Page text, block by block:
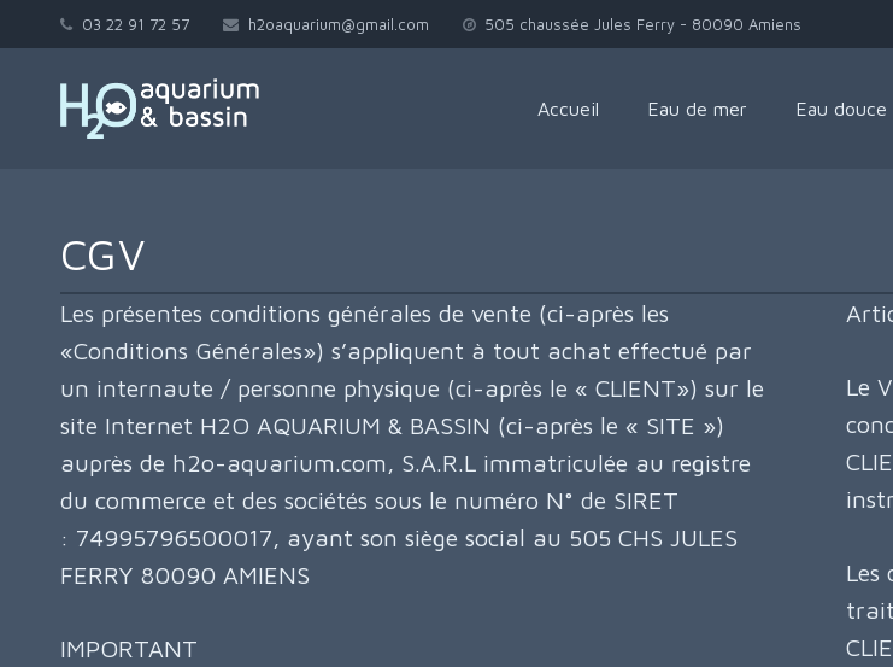
03 22 91 72 57 h2oaquarium@gmail.com 505 chaussée Jules Ferry - 80090 Amiens
Accueil Eau de mer Eau douce
CGV
Les présentes conditions générales de vente (ci-après les
«Conditions Générales») s’appliquent à tout achat effectué par
un internaute / personne physique (ci-après le « CLIENT») sur le
site Internet H2O AQUARIUM & BASSIN (ci-après le « SITE »)
auprès de h2o-aquarium.com, S.A.R.L immatriculée au registre
du commerce et des sociétés sous le numéro N° de SIRET
: 74995796500017, ayant son siège social au 505 CHS JULES
FERRY 80090 AMIENS
IMPORTANT
Le
Les